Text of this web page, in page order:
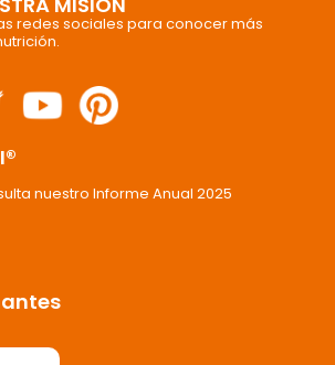
redes sociales para conocer más
nuestro Informe Anual 2025